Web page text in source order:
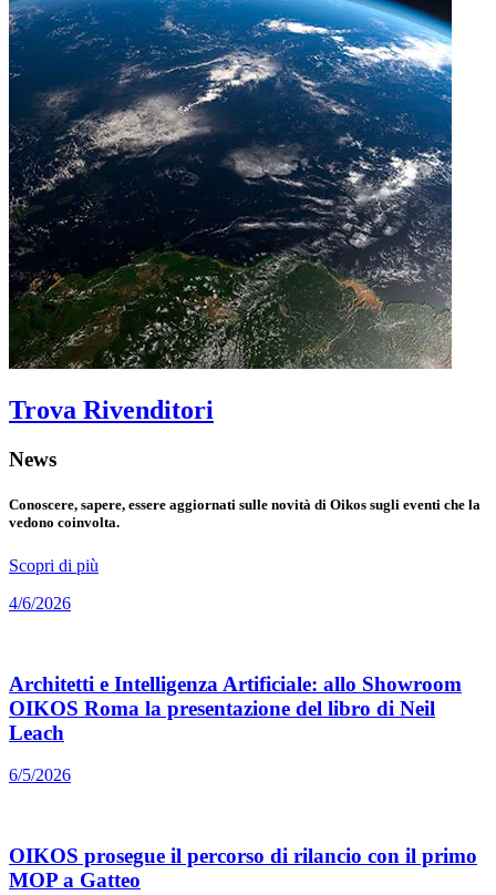
Trova Rivenditori
News
Conoscere, sapere, essere aggiornati sulle novità di Oikos sugli eventi che la
vedono coinvolta.
Scopri di più
4/6/2026
Architetti e Intelligenza Artificiale: allo Showroom
OIKOS Roma la presentazione del libro di Neil
Leach
6/5/2026
OIKOS prosegue il percorso di rilancio con il primo
MOP a Gatteo